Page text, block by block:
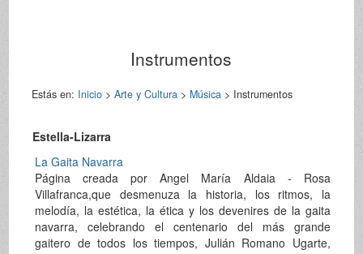
Instrumentos
Estás en: Inicio> Arte y Cultura> Música> Instrumentos
Estella-Lizarra
La Gaita Navarra
Página creada por Angel María Aldaia - Rosa
Villafranca,que desmenuza la historia, los ritmos, la
melodía, la estética, la ética y los devenires de la gaita
navarra, celebrando el centenario del más grande
gaitero de todos los tiempos, Julián Romano Ugarte,